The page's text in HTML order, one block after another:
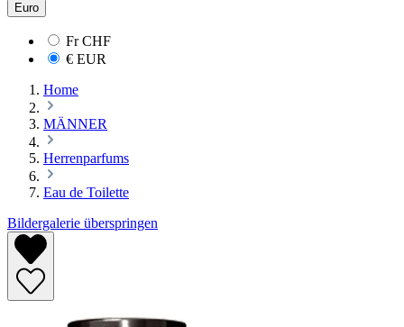
Euro
FrCHF
€ EUR
Home
MÄNNER
Herrenparfums
Eau de Toilette
Bildergalerie überspringen